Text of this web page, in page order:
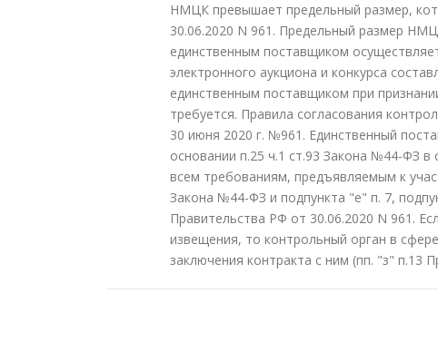
НМЦК превышает предельный размер,
30.06.2020 N 961. Предельный размер
единственным поставщиком
электронного аукциона и конкурса
единственным поставщиком при
требуется. Правила согласования
30 июня 2020 г. №961. Единственный
основании п.25 ч.1 ст.93 Закона №44-ФЗ
всем требованиям, предъявляемым к
Закона №44-ФЗ и подпункта "е" п. 7,
Правительства РФ от 30.06.2020 N 961.
извещения, то контрольный орган в
заключения контракта с ним (пп. "з" п.13